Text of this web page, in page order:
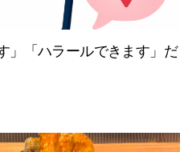
」「ハラールできます」だ